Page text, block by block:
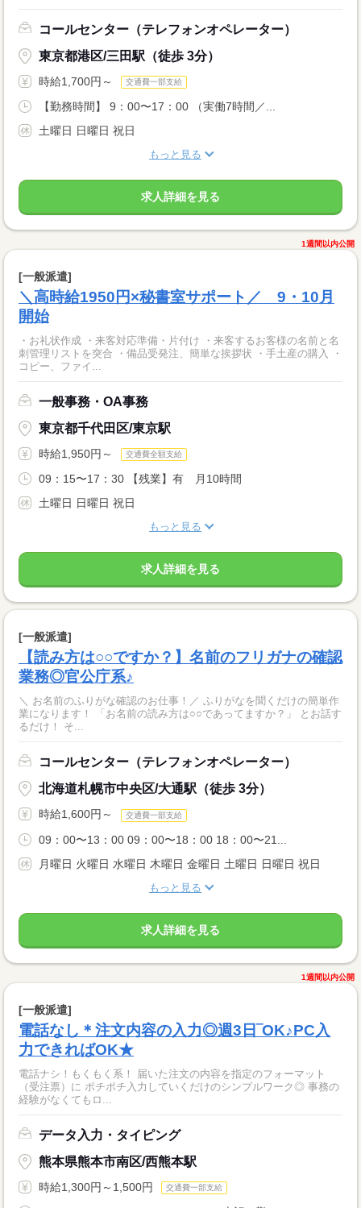
コールセンター（テレフォンオペレーター）
東京都港区/三田駅（徒歩 3分）
時給1,700円～ 交通費一部支給
【勤務時間】 9：00〜17：00 （実働7時間／...
土曜日 日曜日 祝日
もっと見る
求人詳細を見る
1週間以内公開
[一般派遣]
＼高時給1950円×秘書室サポート／ 9・10月
開始
・お礼状作成 ・来客対応準備・片付け ・来客するお客様の名前と名
刺管理リストを突合 ・備品受発注、簡単な挨拶状 ・手土産の購入 ・
コピー、ファイ...
一般事務・OA事務
東京都千代田区/東京駅
時給1,950円～ 交通費全額支給
09：15〜17：30 【残業】有 月10時間
土曜日 日曜日 祝日
もっと見る
求人詳細を見る
[一般派遣]
【読み方は○○ですか？】名前のフリガナの確認
業務◎官公庁系♪
＼ お名前のふりがな確認のお仕事！／ ふりがなを聞くだけの簡単作
業になります！ 「お名前の読み方は○○であってますか？」 とお話す
るだけ！ そ...
コールセンター（テレフォンオペレーター）
北海道札幌市中央区/大通駅（徒歩 3分）
時給1,600円～ 交通費一部支給
09：00〜13：00 09：00〜18：00 18：00〜21...
月曜日 火曜日 水曜日 木曜日 金曜日 土曜日 日曜日 祝日
もっと見る
求人詳細を見る
1週間以内公開
[一般派遣]
電話なし＊注文内容の入力◎週3日‾OK♪PC入
力できればOK★
電話ナシ！もくもく系！ 届いた注文の内容を指定のフォーマット
（受注票）に ポチポチ入力していくだけのシンプルワーク◎ 事務の
経験がなくてもロ...
データ入力・タイピング
熊本県熊本市南区/西熊本駅
時給1,300円～1,500円 交通費一部支給